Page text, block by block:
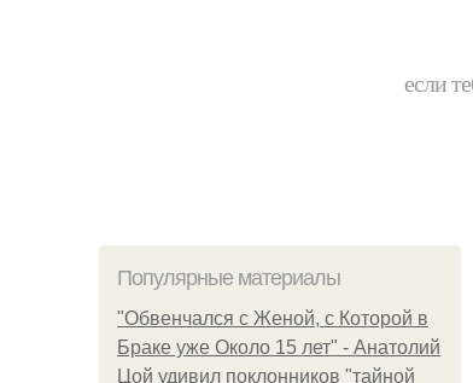
если
Популярные материалы
"Обвенчался с Женой, с Которой в
Браке уже Около 15 лет" - Анатолий
Цой удивил поклонников "тайной